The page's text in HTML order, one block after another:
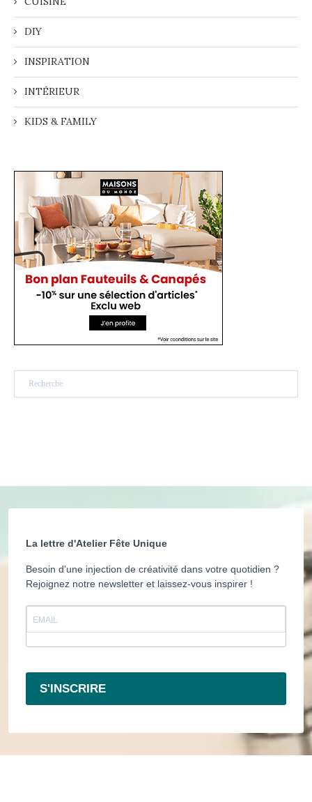
DIY
INSPIRATION
INTÉRIEUR
KIDS & FAMILY
La lettre d'Atelier Fête Unique
Besoin d'une injection de créativité dans votre quotidien ?
Rejoignez notre newsletter et laissez-vous inspirer !
S'INSCRIRE